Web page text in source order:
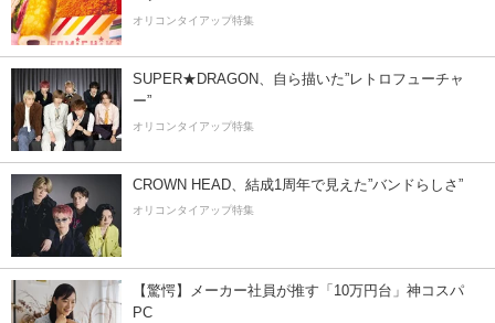
オリコンタイアップ特集
SUPER★DRAGON、自ら描いた”レトロフューチャ
ー”
オリコンタイアップ特集
CROWN HEAD、結成1周年で見えた”バンドらしさ”
オリコンタイアップ特集
【驚愕】メーカー社員が推す「10万円台」神コスパ
PC